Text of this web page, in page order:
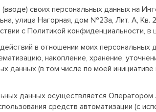
своих персональных данных на
улица Нагорная, дом №23а, Лит. А, Кв.
с Политикой конфиденциальности, в
в отношении моих
накопление, хранение,
данных (в том числе по моей
данных осуществляется
средств автоматизации (с